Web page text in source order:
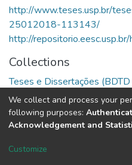
http://www.teses.usp.br/
25012018-113143/
http://
Collections
Teses e Dissertações (BDTD
Full item page
DSpace software
We collect and process your
following purposes:
Acknowledgement and
Customize